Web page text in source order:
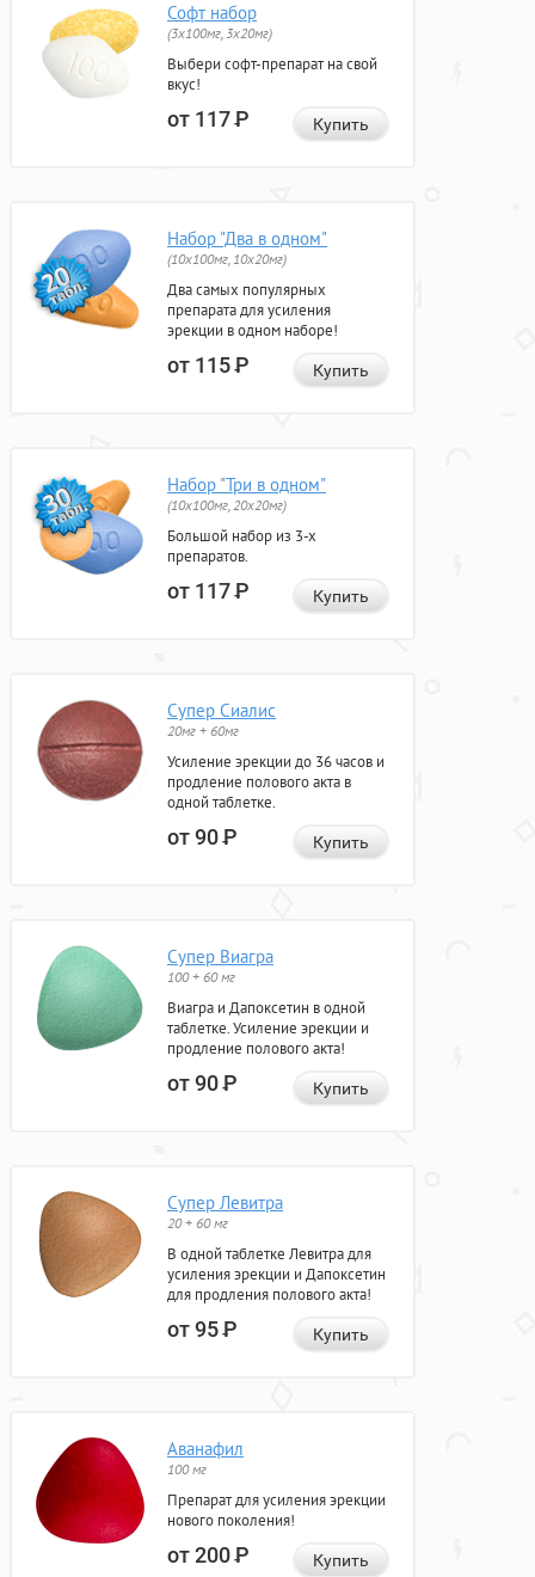
Софт набор
(3x100мг, 3x20мг)
Выбери софт-препарат на свой
вкус!
от 117Р Купить
Набор "Два в одном"
(10x100мг, 10x20мг)
Два самых популярных
препарата для усиления
эрекции в одном наборе!
от 115Р Купить
Набор "Три в одном"
(10x100мг, 20x20мг)
Большой набор из 3-х
препаратов.
от 117Р Купить
Супер Сиалис
20мг + 60мг
Усиление эрекции до 36 часов и
продление полового акта в
одной таблетке.
от 90Р Купить
Супер Виагра
100 + 60 мг
Виагра и Дапоксетин в одной
таблетке. Усиление эрекции и
продление полового акта!
от 90Р Купить
Супер Левитра
20 + 60 мг
В одной таблетке Левитра для
усиления эрекции и Дапоксетин
для продления полового акта!
от 95Р Купить
Аванафил
100 мг
Препарат для усиления эрекции
нового поколения!
от 200Р Купить